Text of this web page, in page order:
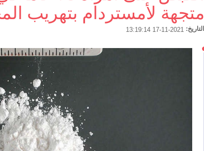
متجهة لأمستردام بتهريب
التاريخ: